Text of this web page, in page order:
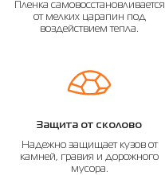
Пленка самовосстановливается
от мелких царапин под
воздействием тепла.
Защита от сколово
Надежно защищает кузов от
камней, гравия и дорожного
мусора.